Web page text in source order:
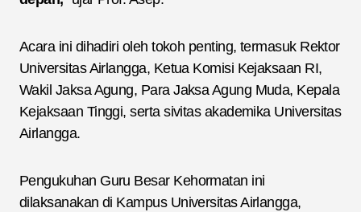
Acara ini dihadiri oleh tokoh penting, termasuk Rektor
Universitas Airlangga, Ketua Komisi Kejaksaan RI,
Wakil Jaksa Agung, Para Jaksa Agung Muda, Kepala
Kejaksaan Tinggi, serta sivitas akademika Universitas
Airlangga.
Pengukuhan Guru Besar Kehormatan ini
dilaksanakan di Kampus Universitas Airlangga,